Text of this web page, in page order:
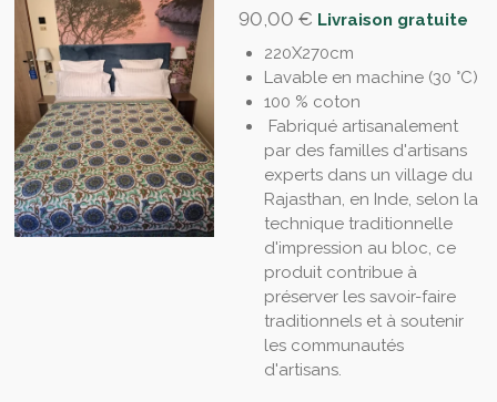
90,00 € Livraison gratuite
220X270cm
Lavable en machine (30 °C)
100 % coton
Fabriqué artisanalement
par des familles d'artisans
experts dans un village du
Rajasthan, en Inde, selon la
technique traditionnelle
d'impression au bloc, ce
produit contribue à
préserver les savoir-faire
traditionnels et à soutenir
les communautés
d'artisans.